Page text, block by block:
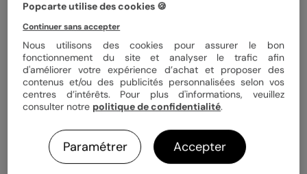
5(1avis)
Format 10x15 cm
Papier Papier Satiné pelliculé
Quantité 1 carte
Popcarte utilise des cookies 🍪
Continuer sans accepter
Nous utilisons des cookies pour assurer le bon
fonctionnement du site et analyser le trafic afin
d'améliorer votre expérience d’achat et proposer des
contenus et/ou des publicités personnalisées selon vos
centres d’intérêts. Pour plus d'informations, veuillez
consulter notre politique de confidentialité.
Paramétrer Accepter